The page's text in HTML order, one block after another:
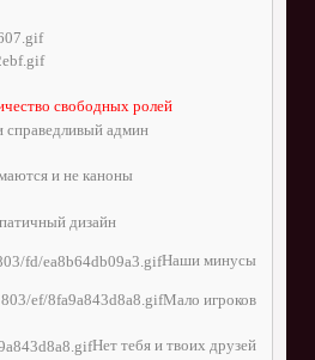
свободных ролей
админ
и не каноны
дизайн
Наши минусы
Мало игроков
Нет тебя и твоих друзей